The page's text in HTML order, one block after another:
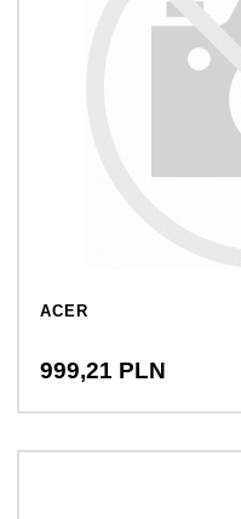
ACER
999,21 PLN